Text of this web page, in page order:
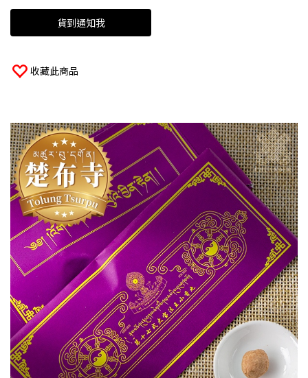
貨到通知我
收藏此商品